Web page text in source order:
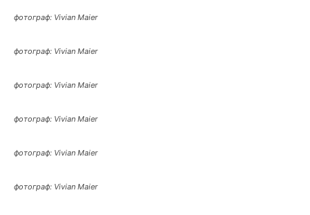
фотограф: Vivian Maier
фотограф: Vivian Maier
фотограф: Vivian Maier
фотограф: Vivian Maier
фотограф: Vivian Maier
фотограф: Vivian Maier